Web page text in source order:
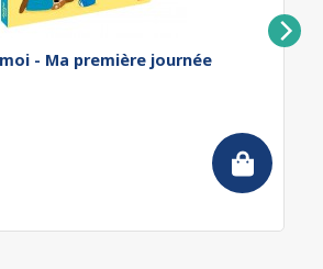
- Ma première journée